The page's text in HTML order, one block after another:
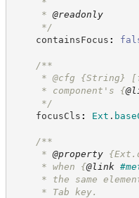
* @readonly
*/
containsFocus :
/**
* @cfg {String}
* component's {
*/
focusCls : Ext .
/**
* @property
* when {@link
* the same element
* Tab key.